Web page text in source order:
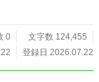
0
文字数 124,455
登録日 2026.07.22